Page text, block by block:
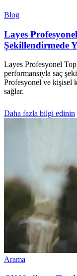
Blog
Layes
Şekillendirmede
Layes Profesyonel
performansıyla saç
Profesyonel ve kişisel
sağlar.
Daha fazla bilgi edinin
Arama